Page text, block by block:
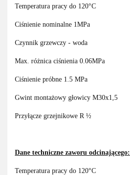
Temperatura pracy do 120°C
Ciśnienie nominalne 1MPa
Czynnik grzewczy - woda
Max. różnica ciśnienia 0.06MPa
Ciśnienie próbne 1.5 MPa
Gwint montażowy głowicy M30x1,5
Przyłącze grzejnikowe R ½
Dane techniczne zaworu odcinającego:
Temperatura pracy do 120°C